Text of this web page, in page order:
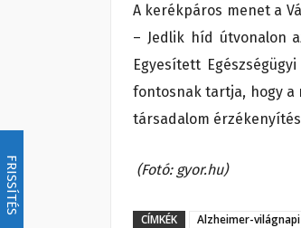
FRISSÍTÉS
A kerékpáros menet a
– Jedlik híd útvonalon
Egyesített
fontosnak tartja, hogy a
társadalom
(Fotó: gyor.hu)
CÍMKÉK Alzheimer-